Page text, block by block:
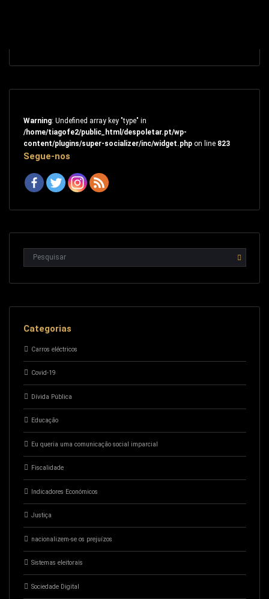
Warning: Undefined array key "type" in
/home/tiagofe2/public_html/despoletar.pt/wp-
content/plugins/super-socializer/inc/widget.phpon line 823
Segue-nos
Categorias
Carros eléctricos
Covid-19
Dívida Pública
Educação
Eu queria uma comunicação social imparcial
Fiscalidade
Indicadores Económicos
Justiça
nacionalizem-se os prejuízos
Sistemas eleitorais
Sociedade Digital